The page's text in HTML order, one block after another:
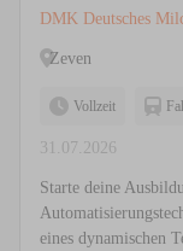
DMK Deutsches
Zeven
Vollzeit
31.07.2026
Starte deine
eines dynamischen